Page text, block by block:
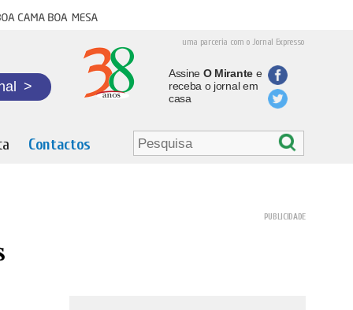
cama boa mesa
uma parceria com o Jornal Expresso
>
Assine O Mirantee
receba o jornal em
casa
Contactos